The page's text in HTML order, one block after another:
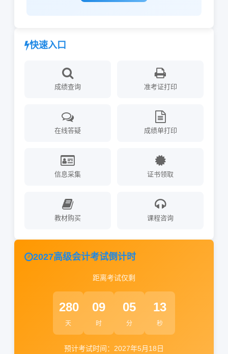
快速入口
成绩查询 准考证打印
在线答疑 成绩单打印
信息采集 证书领取
教材购买 课程咨询
2027高级会计考试倒计时
距离考试仅剩
280
天
09
时
05
分
12
秒
预计考试时间： 2027年5月18日